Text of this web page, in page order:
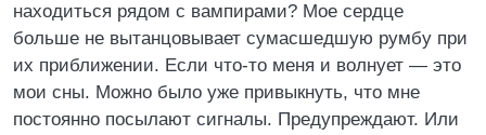
находиться рядом с вампирами? Мое сердце
больше не вытанцовывает сумасшедшую румбу при
их приближении. Если что-то меня и волнует — это
мои сны. Можно было уже привыкнуть, что мне
постоянно посылают сигналы. Предупреждают. Или